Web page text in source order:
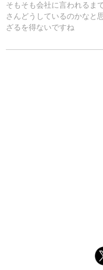
そもそも会社に言われるま
さんどうしているのかなと
ざるを得ないですね